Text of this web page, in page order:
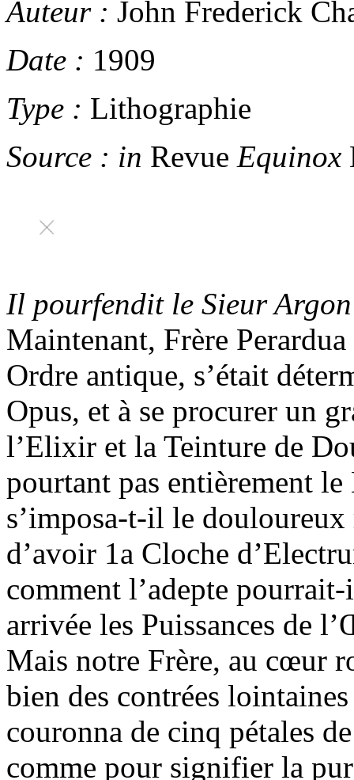
Auteur : John Frederick
Date : 1909
Type : Lithographie
Source : in Revue Equinox
Il pourfendit le Sieur Argon
Maintenant, Frère
Ordre antique, s’était
Opus, et à se procurer un
l’Elixir et la Teinture de
pourtant pas entièrement
s’imposa-t-il le
d’avoir 1a Cloche
comment l’adepte
arrivée les Puissances de
Mais notre Frère, au cœur
bien des contrées
couronna de cinq pétales
comme pour signifier la